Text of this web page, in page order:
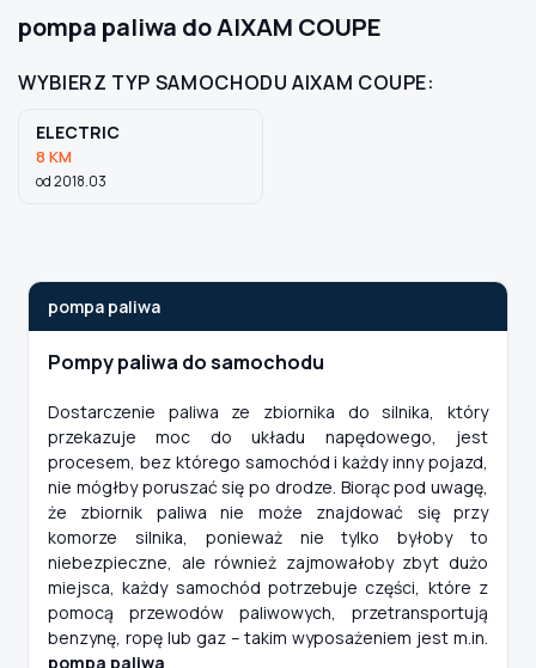
TYP / SILNIK
pompa paliwa do AIXAM COUPE
WYBIERZ TYP SAMOCHODU AIXAM COUPE:
ELECTRIC
8 KM
od 2018.03
pompa paliwa
Pompy paliwa do samochodu
Dostarczenie paliwa ze zbiornika do silnika, który
przekazuje moc do układu napędowego, jest
procesem, bez którego samochód i każdy inny pojazd,
nie mógłby poruszać się po drodze. Biorąc pod uwagę,
że zbiornik paliwa nie może znajdować się przy
komorze silnika, ponieważ nie tylko byłoby to
niebezpieczne, ale również zajmowałoby zbyt dużo
miejsca, każdy samochód potrzebuje części, które z
pomocą przewodów paliwowych, przetransportują
benzynę, ropę lub gaz – takim wyposażeniem jest m.in.
pompa paliwa.